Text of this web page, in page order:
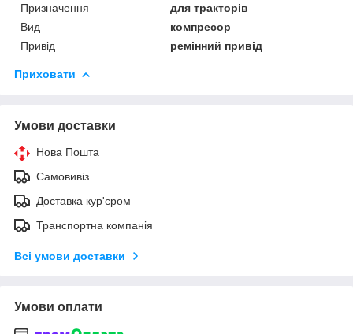
Призначення
для тракторів
Вид
компресор
Привід
ремінний привід
Приховати
Умови доставки
Нова Пошта
Самовивіз
Доставка кур'єром
Транспортна компанія
Всі умови доставки
Умови оплати